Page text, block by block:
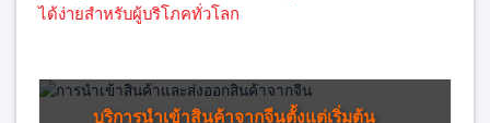
ได้ง่ายสำหรับผู้บริโภคทั่วโลก
บริการนำเข้าสินค้าจากจีนตั้งแต่เริ่มต้น